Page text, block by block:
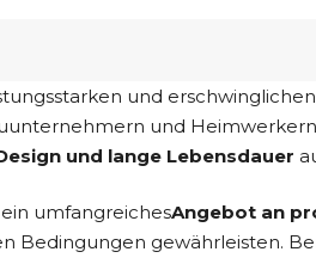
und
und
und lange Lebensdauer
umfangreichesAngebot an
Bedingungen gewährleisten.